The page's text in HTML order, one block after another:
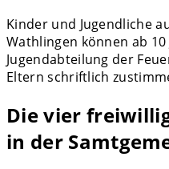
Kinder und Jugendliche
Wathlingen können ab
Jugendabteilung der
Eltern schriftlich
Die vier
in der